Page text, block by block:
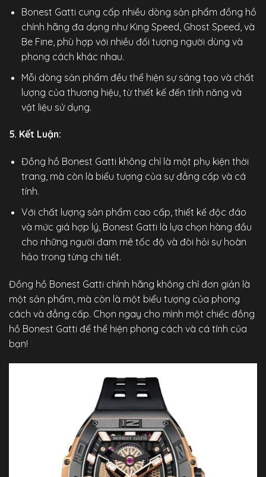
Bonest Gatti cung cấp nhiều dòng sản phẩm đồng hồ
chính hãng đa dạng như King Speed, Ghost Speed, và
Be Fine, phù hợp với nhiều đối tượng người dùng và
phong cách khác nhau.
Mỗi dòng sản phẩm đều thể hiện sự sáng tạo và chất
lượng của thương hiệu, từ thiết kế đến tính năng và
vật liệu sử dụng.
5. Kết Luận:
Đồng hồ Bonest Gatti không chỉ là một phụ kiện thời
trang, mà còn là biểu tượng của sự đẳng cấp và cá
tính.
Với chất lượng sản phẩm cao cấp, thiết kế độc đáo
và mức giá hợp lý, Bonest Gatti là lựa chọn hàng đầu
cho những người đam mê tốc độ và đòi hỏi sự hoàn
hảo trong từng chi tiết.
Đồng hồ Bonest Gatti chính hãng không chỉ đơn giản là
một sản phẩm, mà còn là một biểu tượng của phong
cách và đẳng cấp. Chọn ngay cho mình một chiếc đồng
hồ Bonest Gatti để thể hiện phong cách và cá tính của
bạn!